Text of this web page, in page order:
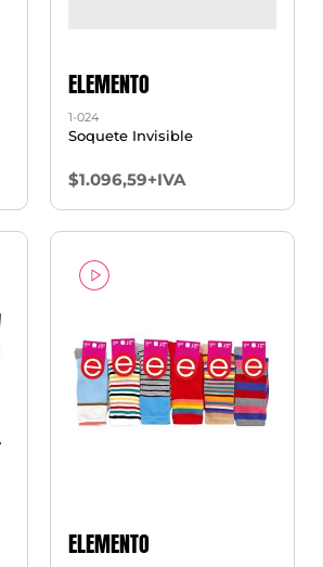
ELEMENTO
1-024
Soquete Invisible
$1.096,59+IVA
ELEMENTO